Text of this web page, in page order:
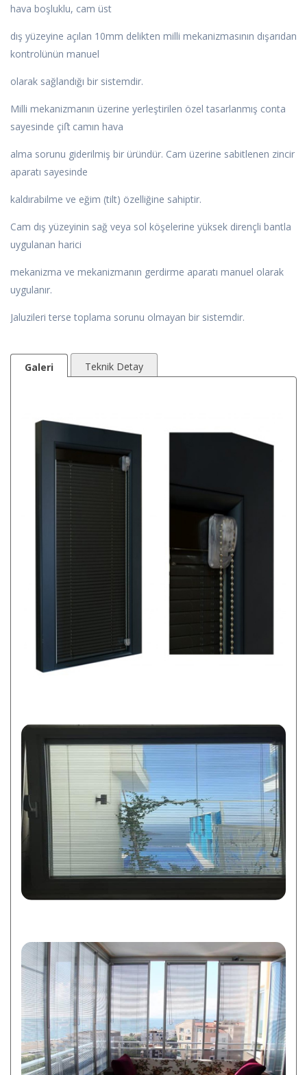
hava boşluklu, cam üst
dış yüzeyine açılan 10mm delikten milli mekanizmasının dışarıdan
kontrolünün manuel
olarak sağlandığı bir sistemdir.
Milli mekanizmanın üzerine yerleştirilen özel tasarlanmış conta
sayesinde çiﬅ camın hava
alma sorunu giderilmiş bir üründür. Cam üzerine sabitlenen zincir
aparatı sayesinde
kaldırabilme ve eğim (tilt) özelliğine sahiptir.
Cam dış yüzeyinin sağ veya sol köşelerine yüksek dirençli bantla
uygulanan harici
mekanizma ve mekanizmanın gerdirme aparatı manuel olarak
uygulanır.
Jaluzileri terse toplama sorunu olmayan bir sistemdir.
Galeri Teknik Detay